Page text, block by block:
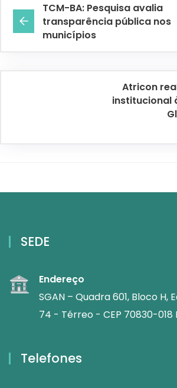
TCM-BA: Pesquisa avalia
transparência pública nos
municípios
Atricon
institucional
SEDE
Endereço
SGAN – Quadra 601, Bloco H,
74 - Térreo - CEP 70830-018
Telefones